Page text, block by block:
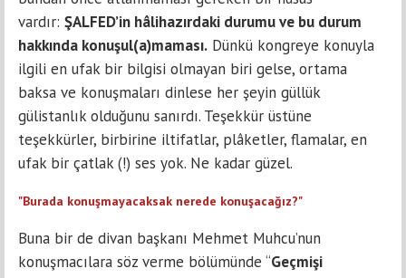
vardır: ŞALFED’in hâlihazırdaki durumu ve bu durum
hakkında konuşul(a)maması. Dünkü kongreye konuyla
ilgili en ufak bir bilgisi olmayan biri gelse, ortama
baksa ve konuşmaları dinlese her şeyin güllük
gülistanlık olduğunu sanırdı. Teşekkür üstüne
teşekkürler, birbirine iltifatlar, plâketler, flamalar, en
ufak bir çatlak (!) ses yok. Ne kadar güzel.
"Burada konuşmayacaksak nerede konuşacağız?"
Buna bir de divan başkanı Mehmet Muhcu’nun
konuşmacılara söz verme bölümünde “Geçmişi